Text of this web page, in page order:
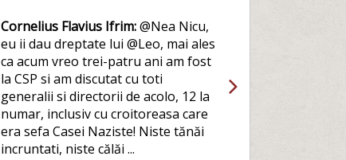
Cornelius Flavius Ifrim:@Nea Nicu,
eu ii dau dreptate lui @Leo, mai ales
ca acum vreo trei-patru ani am fost
la CSP si am discutat cu toti
generalii si directorii de acolo, 12 la
numar, inclusiv cu croitoreasa care
era sefa Casei Naziste! Niste tănăi
incruntati, niste călăi ...